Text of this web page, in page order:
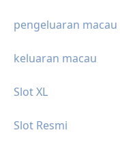
pengeluaran macau
keluaran macau
Slot XL
Slot Resmi